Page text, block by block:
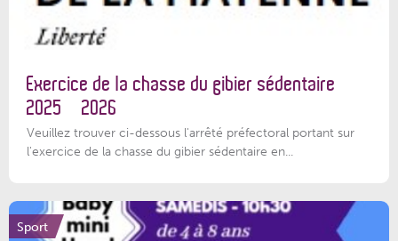
Exercice de la chasse du gibier sédentaire
2025 – 2026
Veuillez trouver ci-dessous l'arrêté préfectoral portant sur
l'exercice de la chasse du gibier sédentaire en...
Sport